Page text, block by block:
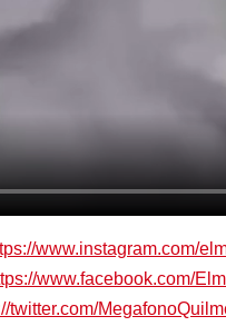
www.instagram.com/
www.facebook.com/
twitter.com/